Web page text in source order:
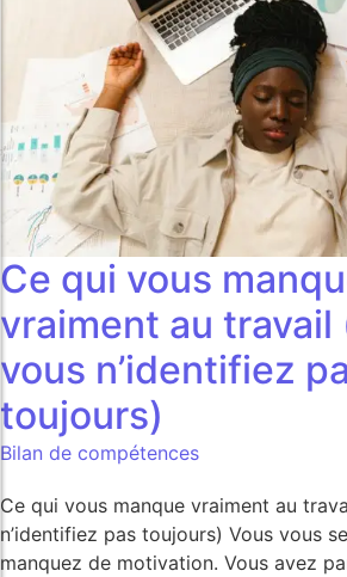
Ce qui vous
vraiment au travail
vous n’identifiez
toujours)
Bilan de compétences
Ce qui vous manque vraiment au
n’identifiez pas toujours) Vous vous
manquez de motivation. Vous avez